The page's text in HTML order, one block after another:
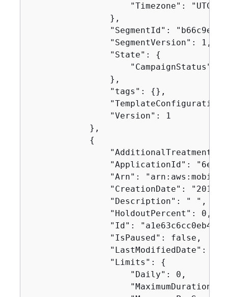
                    "Timezone": "UTC"
                },
"SegmentId":
                "SegmentVersion": 1,
                "State":
{
"CampaignStatus":
                },
                "tags":
{},
                "Version": 1
            },
{
"ApplicationId":
"Arn":
"CreationDate": "2019-
                "Description": " ",
                "HoldoutPercent": 0,
"Id":
                "IsPaused": false,
"LastModifiedDate":
                "Limits":
{
                    "Daily": 0,
"MaximumDuration":